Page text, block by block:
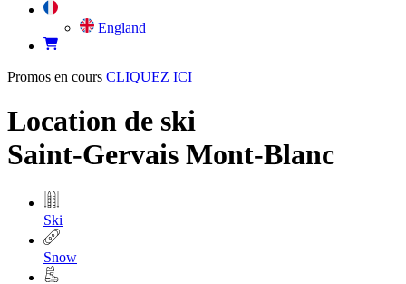
England
Promos en cours CLIQUEZ ICI
Location de ski
Saint-Gervais Mont-Blanc
Ski
Snow